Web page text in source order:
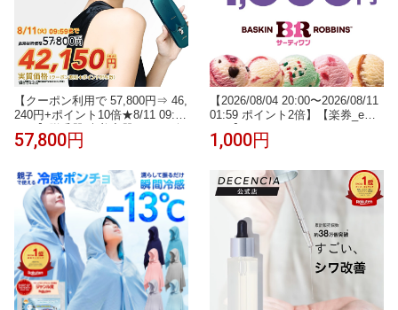
【クーポン利用で 57,800円⇒ 46,
240円+ポイント10倍★8/11 09:59
まで】脱毛器 光美容器 JOVS 公
式 Doraシリーズ Scroll HIPL IPL
ハイパワー 痛みレス VIO 顔 ワキ
全身 自宅ケア うぶ毛 ヒゲ 女性
男性 メンズ 男女兼用 ギフト
57,800円
【2026/08/04 20:00〜2026/08/11
01:59 ポイント2倍】【楽券_eギ
フト】サーティワン 1,000円
1,000円